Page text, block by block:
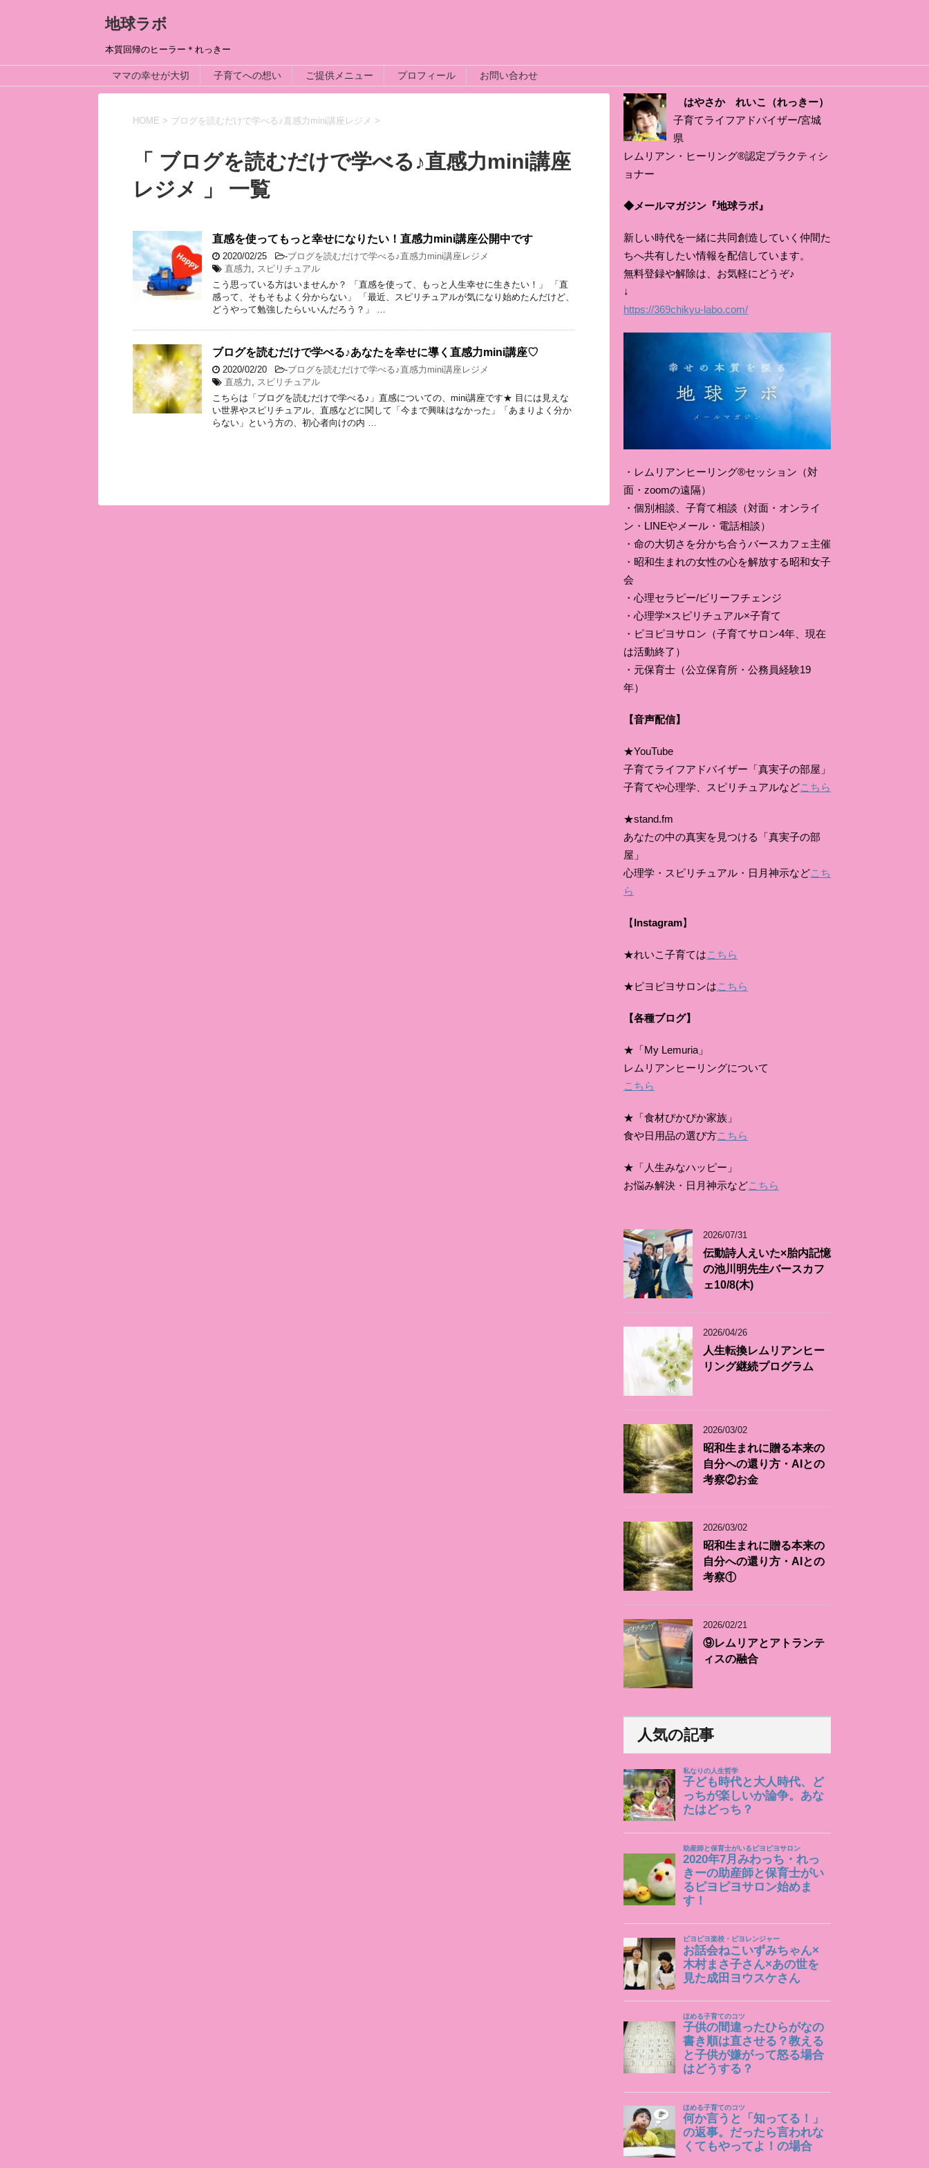
地球ラボ
本質回帰のヒーラー＊れっきー
ママの幸せが大切 子育てへの想い ご提供メニュー プロフィール お問い合わせ
HOME > ブログを読むだけで学べる♪直感力mini講座レジメ >
「 ブログを読むだけで学べる♪直感力mini講座
レジメ 」 一覧
直感を使ってもっと幸せになりたい！直感力mini講座公開中です
2020/02/25 -ブログを読むだけで学べる♪直感力mini講座レジメ
直感力 , スピリチュアル
こう思っている方はいませんか？ 「直感を使って、もっと人生幸せに生きたい！」 「直
感って、そもそもよく分からない」 「最近、スピリチュアルが気になり始めたんだけど、
どうやって勉強したらいいんだろう？」 …
ブログを読むだけで学べる♪あなたを幸せに導く直感力mini講座♡
2020/02/20 -ブログを読むだけで学べる♪直感力mini講座レジメ
直感力 , スピリチュアル
こちらは「ブログを読むだけで学べる♪」直感についての、mini講座です★ 目には見えな
い世界やスピリチュアル、直感などに関して「今まで興味はなかった」「あまりよく分か
らない」という方の、初心者向けの内 …
はやさか れいこ（れっきー）
子育てライフアドバイザー/宮城
県
レムリアン・ヒーリング®認定プラクティシ
ョナー
◆メールマガジン『地球ラボ』
新しい時代を一緒に共同創造していく仲間た
ちへ共有したい情報を配信しています。
無料登録や解除は、お気軽にどうぞ♪
↓
https://369chikyu-labo.com/
・レムリアンヒーリング®セッション（対
面・zoomの遠隔）
・個別相談、子育て相談（対面・オンライ
ン・LINEやメール・電話相談）
・命の大切さを分かち合うバースカフェ主催
・昭和生まれの女性の心を解放する昭和女子
会
・心理セラピー/ビリーフチェンジ
・心理学×スピリチュアル×子育て
・ピヨピヨサロン（子育てサロン4年、現在
は活動終了）
・元保育士（公立保育所・公務員経験19
年）
【音声配信】
★YouTube
子育てライフアドバイザー「真実子の部屋」
子育てや心理学、スピリチュアルなどこちら
★stand.fm
あなたの中の真実を見つける「真実子の部
屋」
心理学・スピリチュアル・日月神示などこち
ら
【Instagram】
★れいこ子育てはこちら
★ピヨピヨサロンはこちら
【各種ブログ】
★「My Lemuria」
レムリアンヒーリングについて
こちら
★「食材ぴかぴか家族」
食や日用品の選び方こちら
★「人生みなハッピー」
お悩み解決・日月神示などこちら
2026/07/31
伝動詩人えいた×胎内記憶
の池川明先生バースカフ
ェ10/8(木)
2026/04/26
人生転換レムリアンヒー
リング継続プログラム
2026/03/02
昭和生まれに贈る本来の
自分への還り方・AIとの
考察②お金
2026/03/02
昭和生まれに贈る本来の
自分への還り方・AIとの
考察①
2026/02/21
⑨レムリアとアトランテ
ィスの融合
人気の記事